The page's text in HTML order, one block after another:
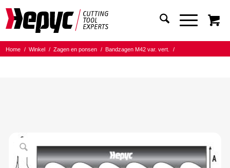
Home / Winkel / Zagen en ponsen / Bandzagen M42 var. vert.
/